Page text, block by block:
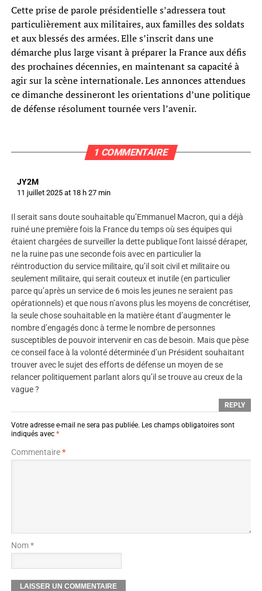
Cette prise de parole présidentielle s’adressera tout
particulièrement aux militaires, aux familles des soldats
et aux blessés des armées. Elle s’inscrit dans une
démarche plus large visant à préparer la France aux défis
des prochaines décennies, en maintenant sa capacité à
agir sur la scène internationale. Les annonces attendues
ce dimanche dessineront les orientations d’une politique
de défense résolument tournée vers l’avenir.
1 COMMENTAIRE
JY2M
11 juillet 2025 at 18 h 27 min
Il serait sans doute souhaitable qu’Emmanuel Macron, qui a déjà
ruiné une première fois la France du temps où ses équipes qui
étaient chargées de surveiller la dette publique l’ont laissé déraper,
ne la ruine pas une seconde fois avec en particulier la
réintroduction du service militaire, qu’il soit civil et militaire ou
seulement militaire, qui serait couteux et inutile (en particulier
parce qu’après un service de 6 mois les jeunes ne seraient pas
opérationnels) et que nous n’avons plus les moyens de concrétiser,
la seule chose souhaitable en la matière étant d’augmenter le
nombre d’engagés donc à terme le nombre de personnes
susceptibles de pouvoir intervenir en cas de besoin. Mais que pèse
ce conseil face à la volonté déterminée d’un Président souhaitant
trouver avec le sujet des efforts de défense un moyen de se
relancer politiquement parlant alors qu’il se trouve au creux de la
vague ?
REPLY
Votre adresse e-mail ne sera pas publiée. Les champs obligatoires sont
indiqués avec *
Commentaire*
Nom *